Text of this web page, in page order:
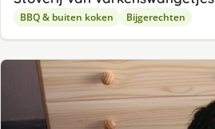
BBQ & buiten koken Bijgerechten